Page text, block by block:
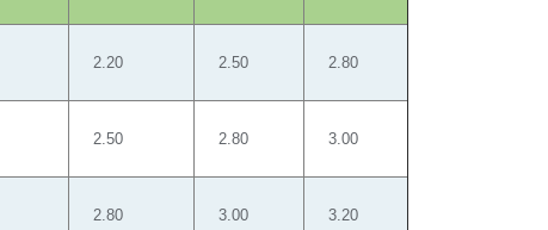
2.20 2.50 2.80
2.50 2.80 3.00
2.80 3.00 3.20